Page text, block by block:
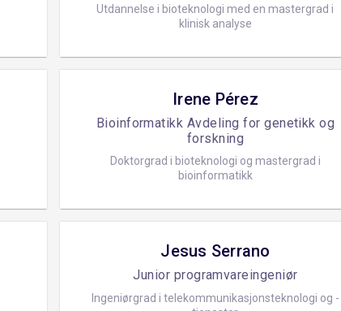
Utdannelse i bioteknologi med en mastergrad i
klinisk analyse
Irene Pérez
Bioinformatikk Avdeling for genetikk og
forskning
Doktorgrad i bioteknologi og mastergrad i
bioinformatikk
Jesus Serrano
Junior programvareingeniør
Ingeniørgrad i telekommunikasjonsteknologi og -